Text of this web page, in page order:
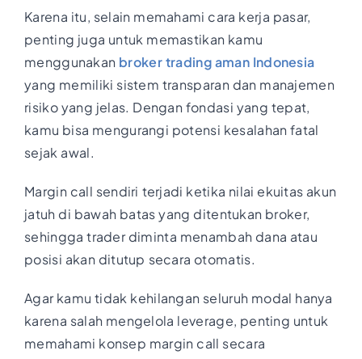
Karena itu, selain memahami cara kerja pasar,
penting juga untuk memastikan kamu
menggunakan broker trading aman Indonesia
yang memiliki sistem transparan dan manajemen
risiko yang jelas. Dengan fondasi yang tepat,
kamu bisa mengurangi potensi kesalahan fatal
sejak awal.
Margin call sendiri terjadi ketika nilai ekuitas akun
jatuh di bawah batas yang ditentukan broker,
sehingga trader diminta menambah dana atau
posisi akan ditutup secara otomatis.
Agar kamu tidak kehilangan seluruh modal hanya
karena salah mengelola leverage, penting untuk
memahami konsep margin call secara